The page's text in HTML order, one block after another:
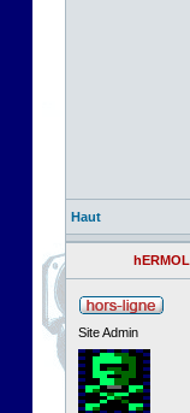
Haut
hERMOL
Site Admin